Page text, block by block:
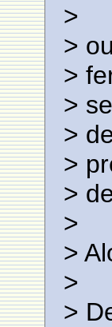
>
>
>
>
>
>
>
>
>
>
>